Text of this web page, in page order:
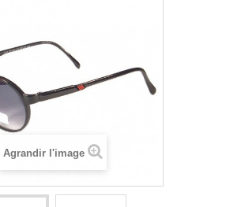
Agrandir l'image